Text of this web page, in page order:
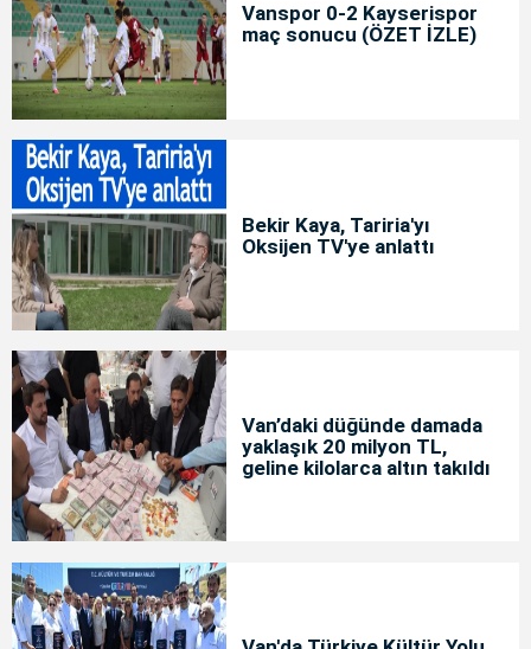
Vanspor 0-2 Kayserispor
maç sonucu (ÖZET İZLE)
Bekir Kaya, Tariria'yı
Oksijen TV'ye anlattı
Van’daki düğünde damada
yaklaşık 20 milyon TL,
geline kilolarca altın takıldı